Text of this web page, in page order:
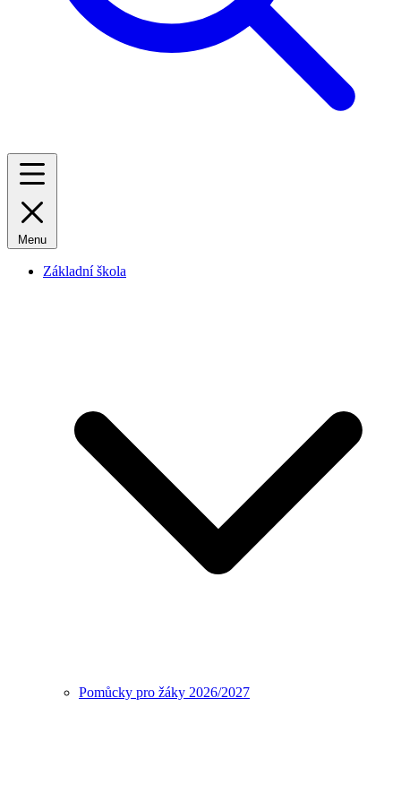
Menu
Základní škola
Pomůcky pro žáky 2026/2027